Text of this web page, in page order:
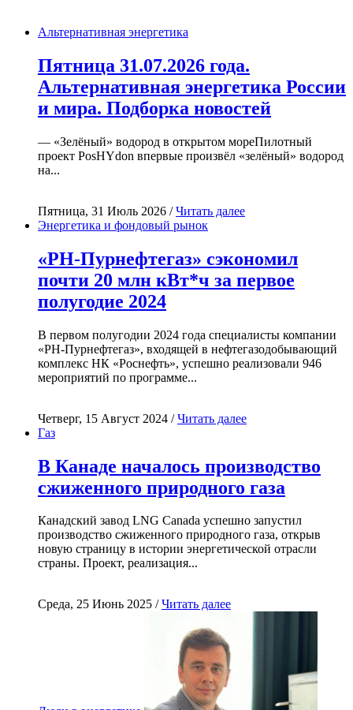
Альтернативная энергетика
Пятница 31.07.2026 года.
Альтернативная энергетика России
и мира. Подборка новостей
— «Зелёный» водород в открытом мореПилотный
проект PosHYdon впервые произвёл «зелёный» водород
на...
Пятница, 31 Июль 2026 /Читать далее
Энергетика и фондовый рынок
«РН-Пурнефтегаз» сэкономил
почти 20 млн кВт*ч за первое
полугодие 2024
В первом полугодии 2024 года специалисты компании
«РН-Пурнефтегаз», входящей в нефтегазодобывающий
комплекс НК «Роснефть», успешно реализовали 946
мероприятий по программе...
Четверг, 15 Август 2024 /Читать далее
Газ
В Канаде началось производство
сжиженного природного газа
Канадский завод LNG Canada успешно запустил
производство сжиженного природного газа, открыв
новую страницу в истории энергетической отрасли
страны. Проект, реализация...
Среда, 25 Июнь 2025 /Читать далее